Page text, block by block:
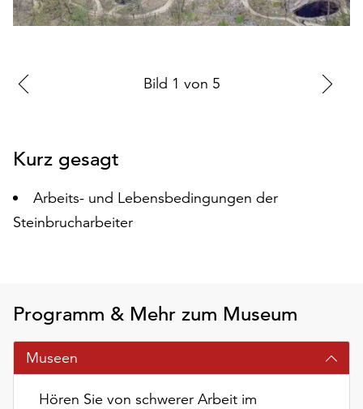
auf
um
alle
akzeptieren.
Sie
Ihr
Einverständnis
Dafür
Ihnen
am
Ende
Bild 1 von 5
Kurz gesagt
Arbeits- und Lebensbedingungen der
Steinbrucharbeiter
Programm & Mehr zum Museum
Museen
Hören Sie von schwerer Arbeit im